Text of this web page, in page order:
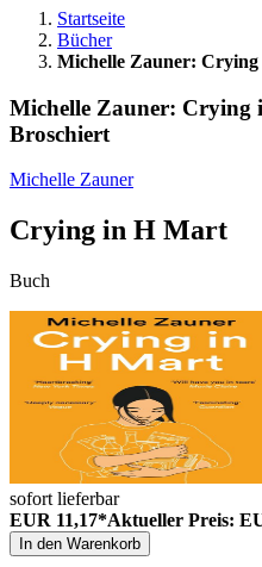
Startseite
Bücher
Michelle Zauner:
Michelle Zauner:
Broschiert
Michelle Zauner
Crying in H Mart
Buch
sofort lieferbar
EUR 11,17*Aktueller Preis:
In den Warenkorb